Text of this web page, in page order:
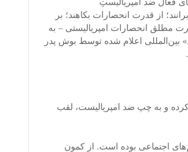
فعال ضد امپریالیستِ
از قدرت انحصارات بکاهند؛ بر
مطلق انحصارات امپریالیستی – به
بین‌المللی اعلام شده توسط بوش پدر
و به چپ ضد امپریالیست، لقب
اجتماعی بوده است. از کمون